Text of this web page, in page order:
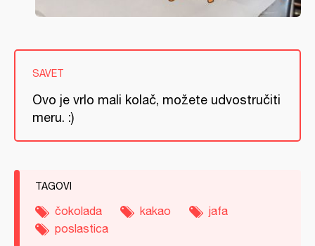
SAVET
Ovo je vrlo mali kolač, možete udvostručiti
meru. :)
TAGOVI
čokolada kakao
jafa
poslastica